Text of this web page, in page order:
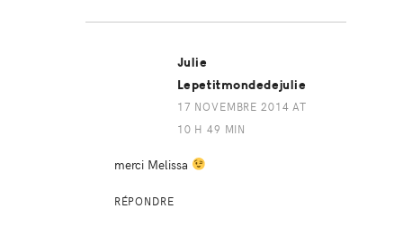
Julie
Lepetitmondedejulie
17 NOVEMBRE 2014 AT
10 H 49 MIN
merci Melissa
RÉPONDRE